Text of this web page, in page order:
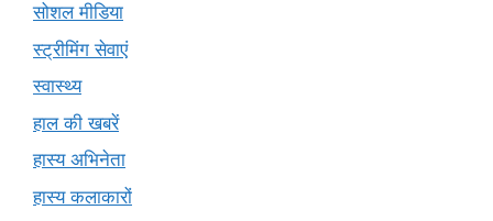
सोशल मीडिया
स्ट्रीमिंग सेवाएं
स्वास्थ्य
हाल की खबरें
हास्य अभिनेता
हास्य कलाकारों